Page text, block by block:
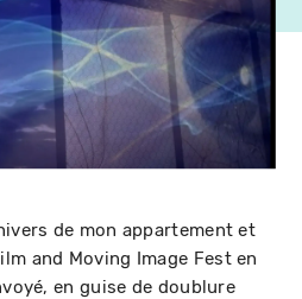
de mon appartement et
and Moving Image Fest en
en guise de doublure